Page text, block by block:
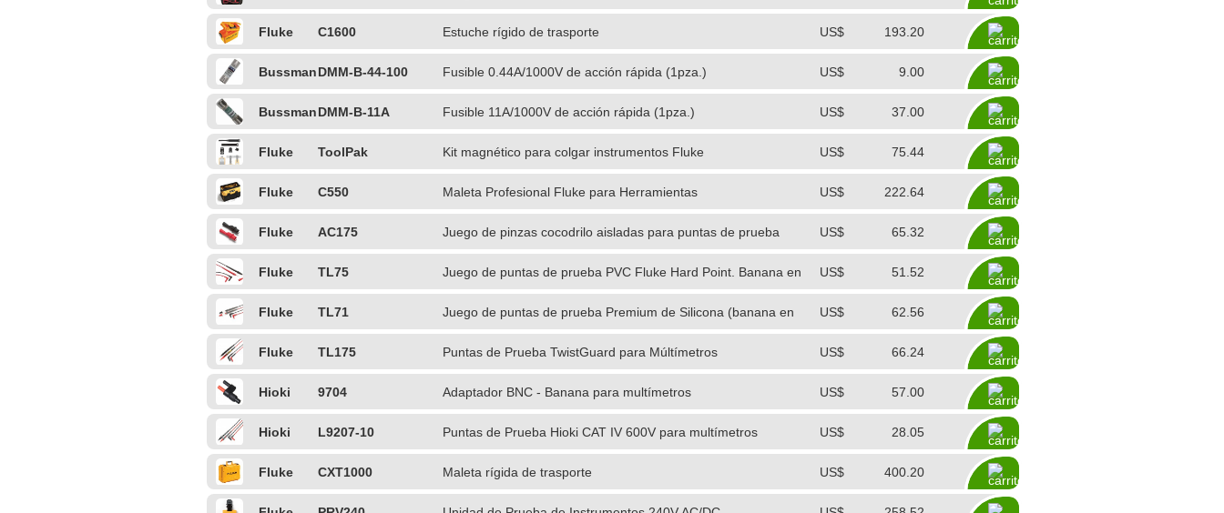
Fluke C1600 Estuche rígido de trasporte US$ 193.20
BussmanDMM-B-44-100 Fusible 0.44A/1000V de acción rápida (1pza.) US$ 9.00
BussmanDMM-B-11A Fusible 11A/1000V de acción rápida (1pza.) US$ 37.00
Fluke ToolPak Kit magnético para colgar instrumentos Fluke US$ 75.44
Fluke C550 Maleta Profesional Fluke para Herramientas US$ 222.64
Fluke AC175 Juego de pinzas cocodrilo aisladas para puntas de prueba US$ 65.32
Fluke TL75
Juego de puntas de prueba PVC Fluke Hard Point. Banana en
US$ 51.52
Fluke TL71
Juego de puntas de prueba Premium de Silicona (banana en
US$ 62.56
Fluke TL175 Puntas de Prueba TwistGuard para Múltímetros US$ 66.24
Hioki 9704 Adaptador BNC - Banana para multímetros US$ 57.00
Hioki L9207-10
Puntas de Prueba Hioki CAT IV 600V para multímetros
US$ 28.05
Fluke CXT1000 Maleta rígida de trasporte US$ 400.20